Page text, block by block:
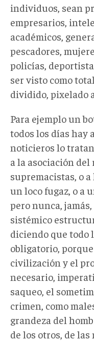
individuos, sean
empresarios,
académicos,
pescadores,
policías,
ser visto como
dividido, pixelado
Para ejemplo un
todos los días hay
noticieros lo tratan
a la asociación del
supremacistas, o
un loco fugaz, o a
pero nunca,
sistémico
diciendo que todo
obligatorio,
civilización y el
necesario,
saqueo, el
crimen, como
grandeza del
de los otros, de